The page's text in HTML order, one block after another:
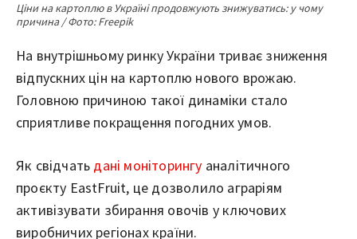
Ціни на картоплю в Україні продовжують знижуватись: у чому
причина / Фото: Freepik
На внутрішньому ринку України триває зниження
відпускних цін на картоплю нового врожаю.
Головною причиною такої динаміки стало
сприятливе покращення погодних умов.
Як свідчать дані моніторингу аналітичного
проєкту EastFruit, це дозволило аграріям
активізувати збирання овочів у ключових
виробничих регіонах країни.